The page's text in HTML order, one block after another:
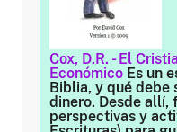
Cox, D.R. - El
Económico Es un
Biblia, y qué debe
dinero. Desde allí,
perspectivas y